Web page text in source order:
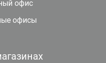
офис
офисы